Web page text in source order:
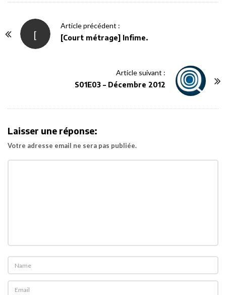
[
Article précédent :
[Court métrage] Infime.
Article suivant :
S01E03 – Décembre 2012
Laisser une réponse:
Votre adresse email ne sera pas publiée.